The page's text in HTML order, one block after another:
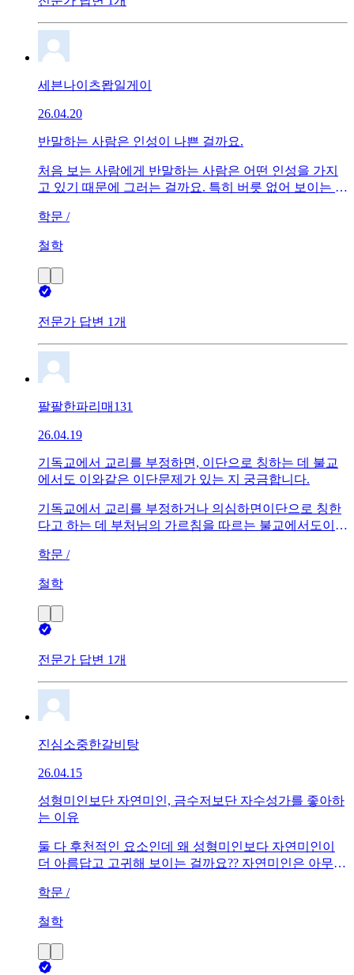
세븐나이츠뫕일게이
26.04.20
반말하는 사람은 인성이 나쁜 걸까요.
처음 보는 사람에게 반말하는 사람은 어떤 인성을 가지
고 있기 때문에 그러는 걸까요. 특히 버릇 없어 보이는 말
학문 /
철학
전문가 답변 1개
팔팔한파리매131
26.04.19
기독교에서 교리를 부정하면, 이단으로 칭하는 데 불교
에서도 이와같은 이단문제가 있는 지 궁금합니다.
기독교에서 교리를 부정하거나 의심하면이단으로 칭한
다고 하는 데 부처님의 가르침을 따르는 불교에서도이와
학문 /
철학
전문가 답변 1개
진심소중한갈비탕
26.04.15
성형미인보단 자연미인, 금수저보단 자수성가를 좋아하
는 이유
둘 다 후천적인 요소인데 왜 성형미인보다 자연미인이
더 아름답고 고귀해 보이는 걸까요?? 자연미인은 아무런
요...그리고 물론 돈이야 다 좋지만 금수저보다 자수성가
어낸 건데 왜 이러한 모순이 생기는지 궁금합니다.
학문 /
철학